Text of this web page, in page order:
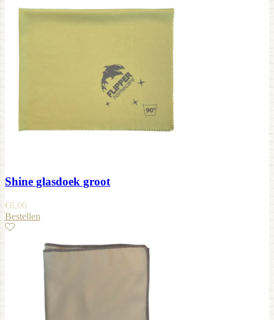
Shine glasdoek groot
€6,00
Bestellen